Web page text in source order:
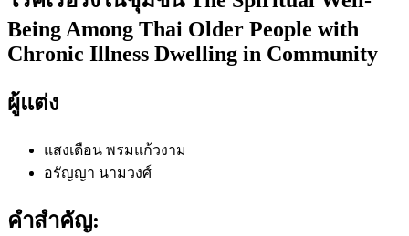
Being Among Thai Older People with
Chronic Illness Dwelling in Community
ผู้แต่ง
แสงเดือน พรมแก้วงาม
อรัญญา นามวงศ์
คำสำคัญ: